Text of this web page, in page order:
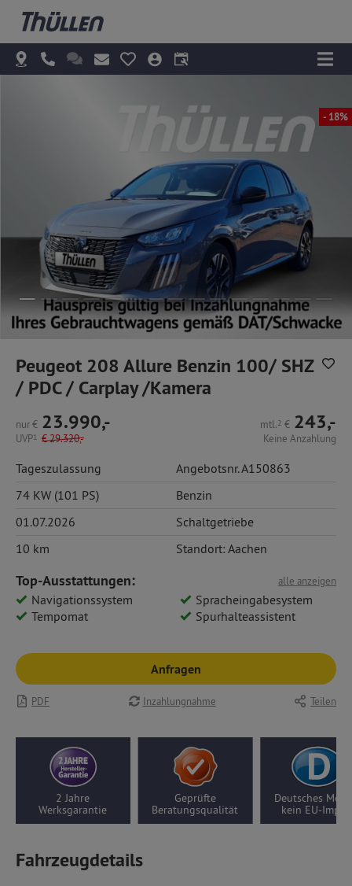
- 18%
Peugeot 208 Allure Benzin 100/ SHZ
/ PDC / Carplay /Kamera
nur€ 23.990,-
UVP1 €29.320,-
mtl.2 € 243,-
Keine Anzahlung
Tageszulassung
Angebotsnr. A150863
74 KW (101 PS)
Benzin
01.07.2026
Schaltgetriebe
10 km
Standort: Aachen
alle anzeigen
Top-Ausstattungen:
Navigationssystem
Spracheingabesystem
Tempomat
Spurhalteassistent
Anfragen
PDF Inzahlungnahme Teilen
Geprüfte
Beratungsqualität
Deutsches Modell,
kein EU-Import
10 Jahre Motor-/
Getriebegarantie
Fahrzeugdetails